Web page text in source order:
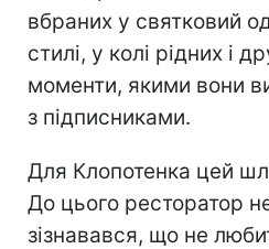
вбраних у святковий
стилі, у колі рідних і
моменти, якими вони
з підписниками.
Для Клопотенка цей
До цього ресторатор
зізнавався, що не